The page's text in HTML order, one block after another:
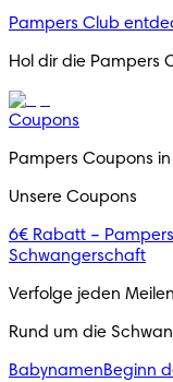
Pampers Club
Hol dir die Pampers
Coupons
Pampers Coupons
Unsere Coupons
6€ Rabatt –
Schwangerschaft
Verfolge jeden
Rund um die
BabynamenBeginn